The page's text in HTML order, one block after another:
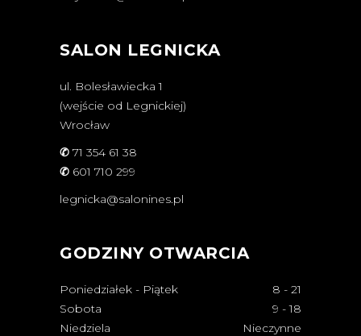
SALON LEGNICKA
ul. Bolesławiecka 1
(wejście od Legnickiej)
Wrocław
✆ 71 354 61 38
✆ 601 710 299
legnicka@salonines.pl
GODZINY OTWARCIA
Poniedziałek - Piątek 8 - 21
Sobota
9 - 18
Niedziela
Nieczynne